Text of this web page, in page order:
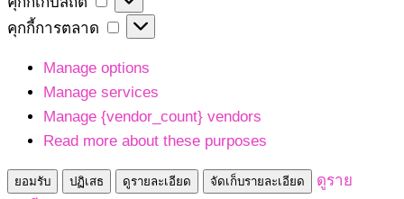
เก็บ
คุกกี้การตลาด
คุกกี้
ตลาด
Manage options
Manage services
Manage {vendor_count} vendors
Read more about these purposes
ยอมรับ ปฏิเสธ ดูรายละเอียด จัดเก็บรายละเอียด
ดูราย